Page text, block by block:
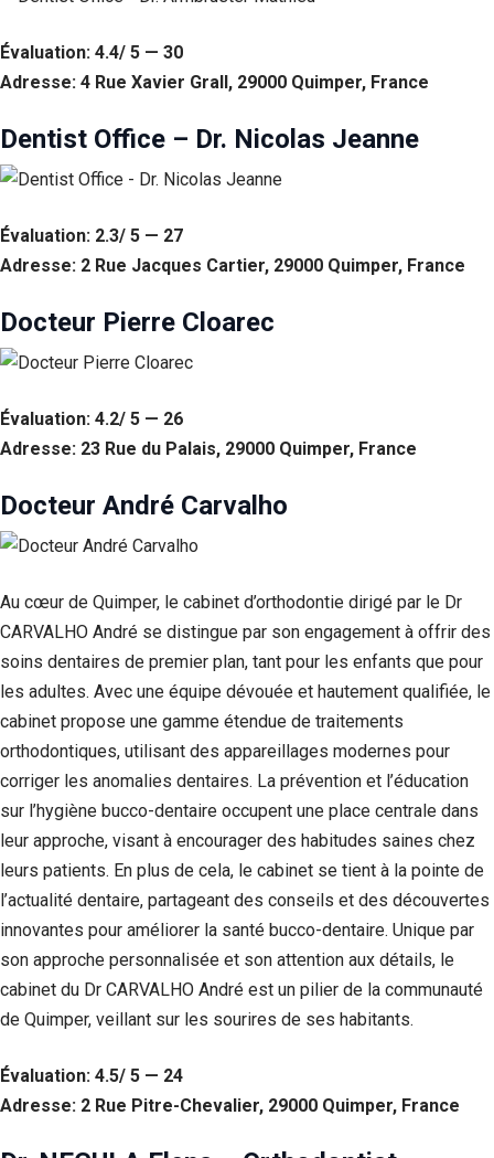
Évaluation: 4.4/ 5 — 30
Adresse: 4 Rue Xavier Grall, 29000 Quimper, France
Dentist Office – Dr. Nicolas Jeanne
Évaluation: 2.3/ 5 — 27
Adresse: 2 Rue Jacques Cartier, 29000 Quimper, France
Docteur Pierre Cloarec
Évaluation: 4.2/ 5 — 26
Adresse: 23 Rue du Palais, 29000 Quimper, France
Docteur André Carvalho
Au cœur de Quimper, le cabinet d’orthodontie dirigé par le Dr
CARVALHO André se distingue par son engagement à offrir des
soins dentaires de premier plan, tant pour les enfants que pour
les adultes. Avec une équipe dévouée et hautement qualifiée, le
cabinet propose une gamme étendue de traitements
orthodontiques, utilisant des appareillages modernes pour
corriger les anomalies dentaires. La prévention et l’éducation
sur l’hygiène bucco-dentaire occupent une place centrale dans
leur approche, visant à encourager des habitudes saines chez
leurs patients. En plus de cela, le cabinet se tient à la pointe de
l’actualité dentaire, partageant des conseils et des découvertes
innovantes pour améliorer la santé bucco-dentaire. Unique par
son approche personnalisée et son attention aux détails, le
cabinet du Dr CARVALHO André est un pilier de la communauté
de Quimper, veillant sur les sourires de ses habitants.
Évaluation: 4.5/ 5 — 24
Adresse: 2 Rue Pitre-Chevalier, 29000 Quimper, France